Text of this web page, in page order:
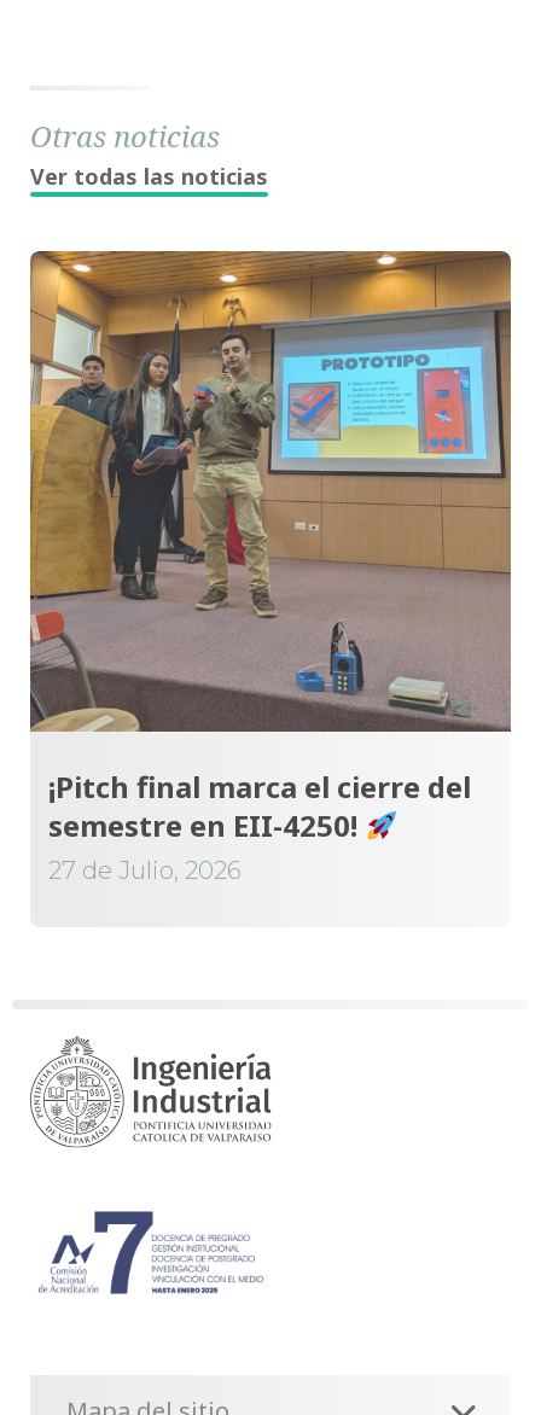
Otras noticias
Ver todas las noticias
¡Pitch final marca el cierre del
semestre en EII-4250!
27 de Julio, 2026